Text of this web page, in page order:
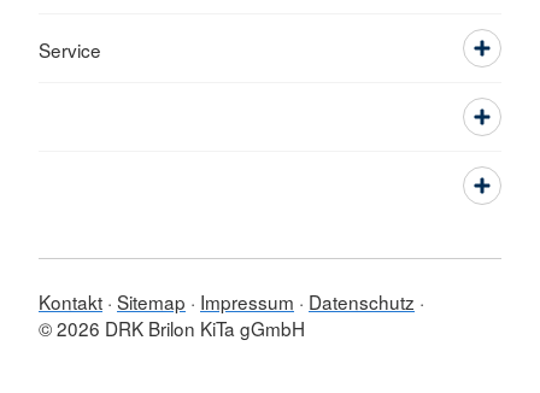
Service
Kontakt Sitemap Impressum
Datenschutz
© 2026 DRK Brilon KiTa gGmbH